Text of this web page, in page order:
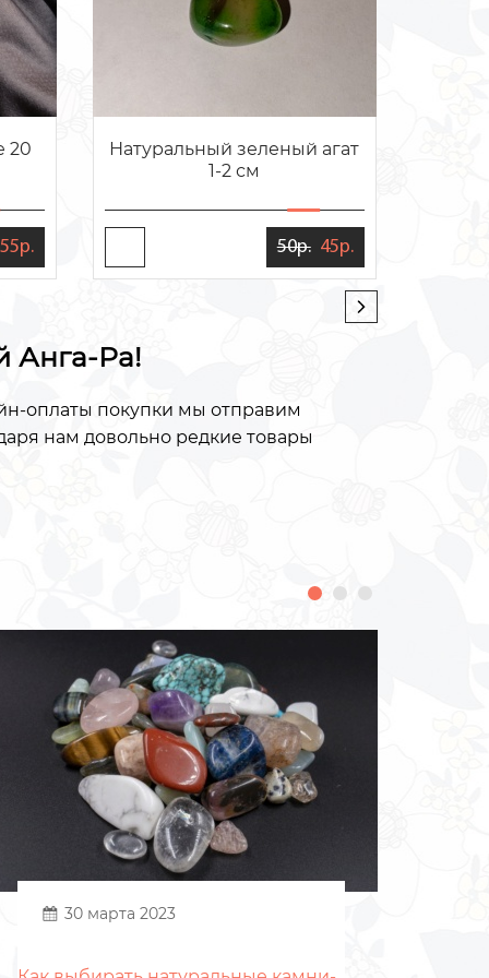
20
Натуральный зеленый агат
1-2 см
50р. 45р.
Анга-Ра!
оплаты покупки мы отправим
нам довольно редкие товары
30 марта 2023